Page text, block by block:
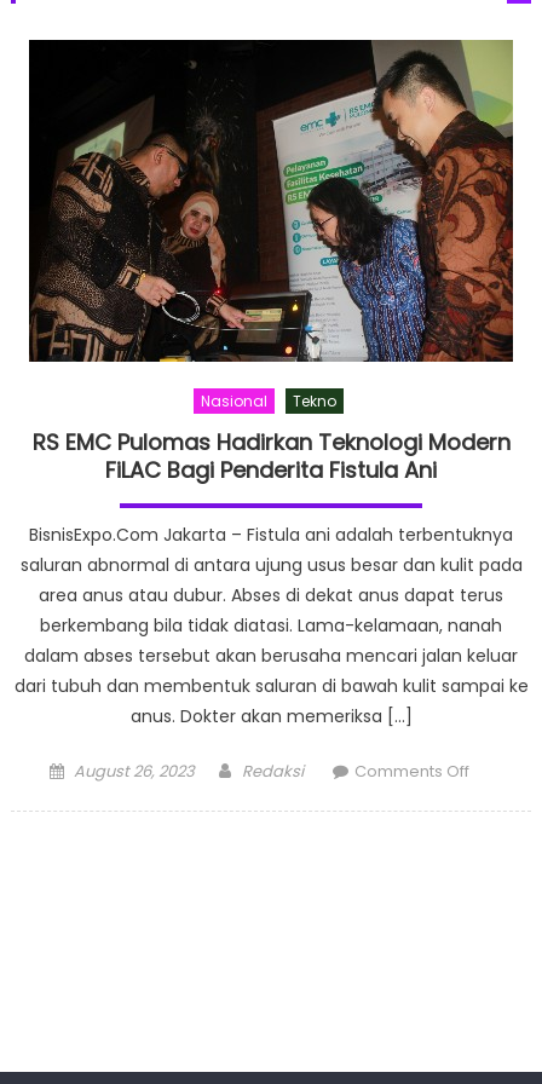
Nasional Tekno
RS EMC Pulomas Hadirkan Teknologi Modern
FiLAC Bagi Penderita Fistula Ani
BisnisExpo.Com Jakarta – Fistula ani adalah terbentuknya
saluran abnormal di antara ujung usus besar dan kulit pada
area anus atau dubur. Abses di dekat anus dapat terus
berkembang bila tidak diatasi. Lama-kelamaan, nanah
dalam abses tersebut akan berusaha mencari jalan keluar
dari tubuh dan membentuk saluran di bawah kulit sampai ke
anus. Dokter akan memeriksa […]
Posted
August 26, 2023 Author
Redaksi Comments Offon
Ani